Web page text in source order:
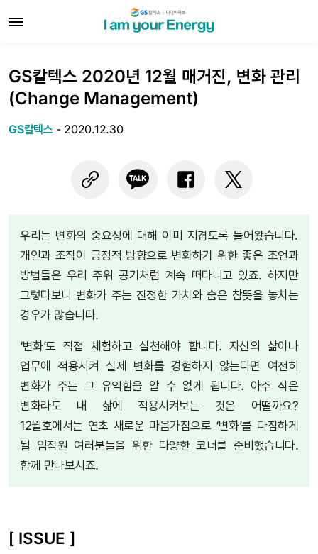
GS칼텍스 2020년 12월 매거진, 변화 관리
(Change Management)
GS칼텍스 - 2020.12.30
우리는 변화의 중요성에 대해 이미 지겹도록 들어왔습니다.
개인과 조직이 긍정적 방향으로 변화하기 위한 좋은 조언과
방법들은 우리 주위 공기처럼 계속 떠다니고 있죠. 하지만
그렇다보니 변화가 주는 진정한 가치와 숨은 참뜻을 놓치는
경우가 많습니다.
‘변화’도 직접 체험하고 실천해야 합니다. 자신의 삶이나
업무에 적용시켜 실제 변화를 경험하지 않는다면 여전히
변화가 주는 그 유익함을 알 수 없게 됩니다. 아주 작은
변화라도 내 삶에 적용시켜보는 것은 어떨까요?
12월호에서는 연초 새로운 마음가짐으로 ‘변화’를 다짐하게
될 임직원 여러분들을 위한 다양한 코너를 준비했습니다.
함께 만나보시죠.
[ ISSUE ]